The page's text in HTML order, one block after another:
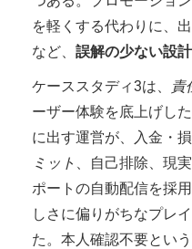
を軽くする代わりに、
など、 誤解の少ない設計
ケーススタディ3は、
責
ーザー体験を底上げし
に出す運営が、入金・
ミット 、自己排除、現
ポートの自動配信を採
しさに偏りがちなプレ
た。本人確認不要とい